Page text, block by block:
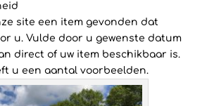
site een item gevonden dat
u. Vulde door u gewenste datum
direct of uw item beschikbaar is.
u een aantal voorbeelden.